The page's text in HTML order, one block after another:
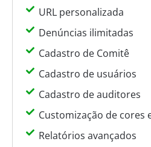
URL personalizada
Denúncias ilimitadas
Cadastro de Comitê
Cadastro de usuários
Cadastro de auditores
Customização de cores
Relatórios avançados